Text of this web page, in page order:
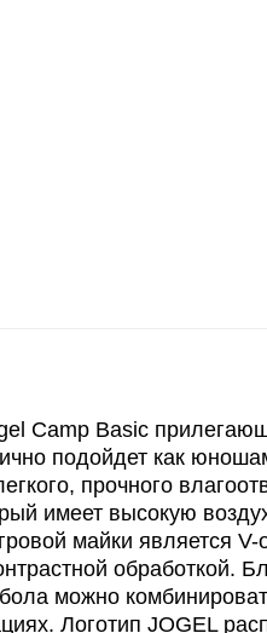
Camp Basic
подойдет как
прочного
имеет высокую
майки является
обработкой.
можно
Логотип JOGEL